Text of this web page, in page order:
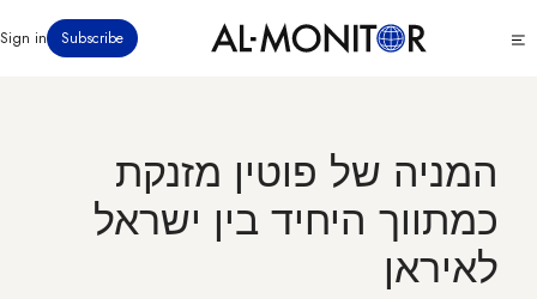
לתוכן
Subscribe
Sign in
המניה של פוטין מזנקת
כמתווך היחיד בין ישראל
לאיראן